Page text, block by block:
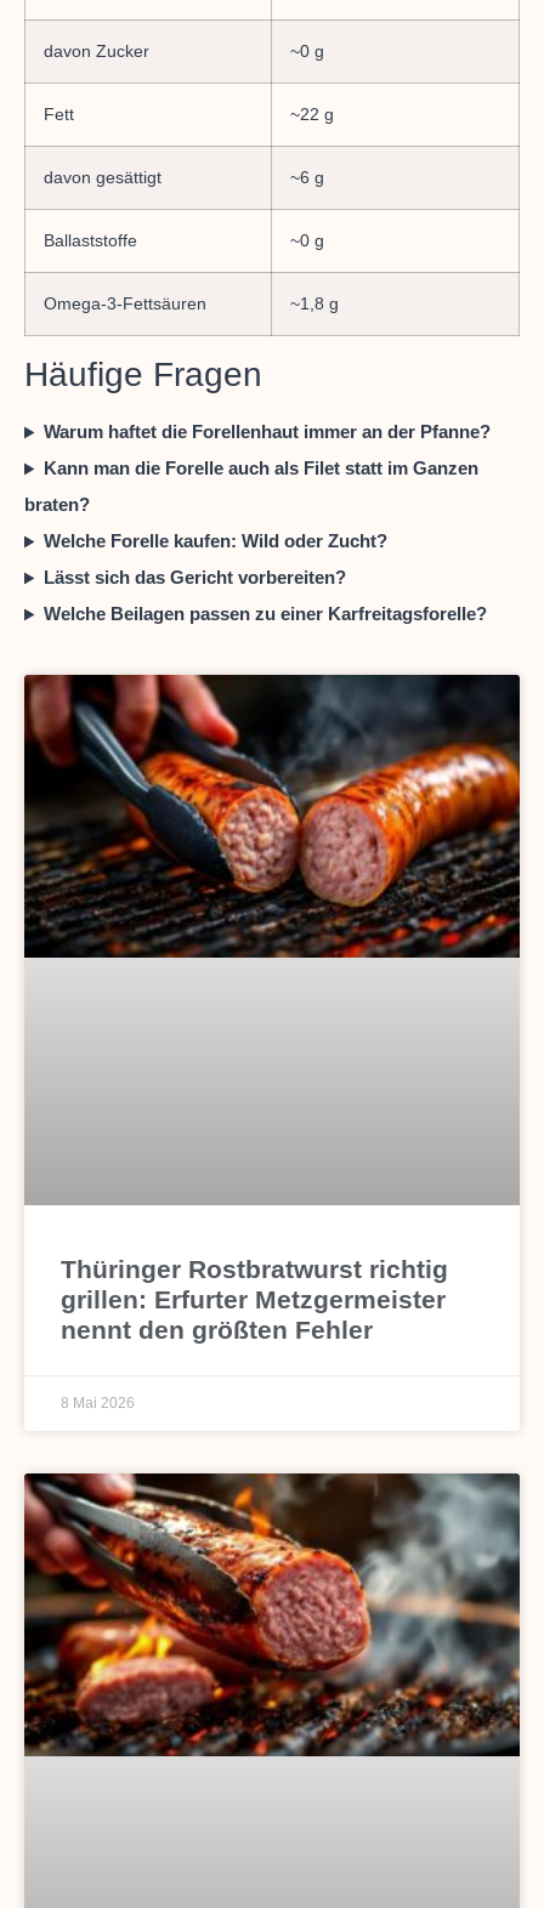
Thüringer Rostbratwurst richtig
grillen: Erfurter Metzgermeister
nennt den größten Fehler
8 Mai 2026
davon Zucker ~0 g
Fett ~22 g
davon gesättigt ~6 g
Ballaststoffe ~0 g
Omega-3-Fettsäuren ~1,8 g
Häufige Fragen
Warum haftet die Forellenhaut immer an der Pfanne?
Kann man die Forelle auch als Filet statt im Ganzen
braten?
Welche Forelle kaufen: Wild oder Zucht?
Lässt sich das Gericht vorbereiten?
Welche Beilagen passen zu einer Karfreitagsforelle?